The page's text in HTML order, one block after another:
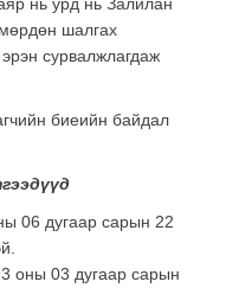
шалгах
сурвалжлагдаж
биеийн байдал
06 дугаар сарын 22
оны 03 дугаар сарын